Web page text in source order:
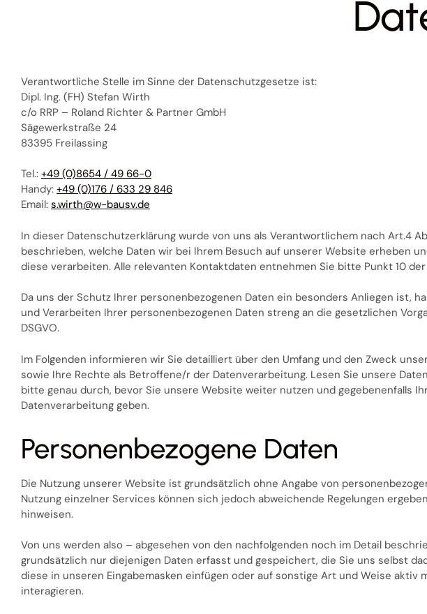
Verantwortliche Stelle im Sinne der Datenschutzgesetze ist:
Dipl. Ing. (FH) Stefan Wirth
c/o RRP – Roland Richter & Partner GmbH
Sägewerkstraße 24
83395 Freilassing
Tel.: +49 (0)8654 / 49 66-0
Handy: +49 (0)176 / 633 29 846
Email: s.wirth@w-bausv.de
In dieser Datenschutzerklärung wurde von uns als Verantwortlichem nach Art.4
beschrieben, welche Daten wir bei Ihrem Besuch auf unserer Website erheben
diese verarbeiten. Alle relevanten Kontaktdaten entnehmen Sie bitte Punkt 10
Da uns der Schutz Ihrer personenbezogenen Daten ein besonders Anliegen ist,
und Verarbeiten Ihrer personenbezogenen Daten streng an die gesetzlichen
DSGVO.
Im Folgenden informieren wir Sie detailliert über den Umfang und den Zweck
sowie Ihre Rechte als Betroffene/r der Datenverarbeitung. Lesen Sie unsere
bitte genau durch, bevor Sie unsere Website weiter nutzen und gegebenenfalls
Datenverarbeitung geben.
Personenbezogene Daten
Die Nutzung unserer Website ist grundsätzlich ohne Angabe von
Nutzung einzelner Services können sich jedoch abweichende Regelungen
hinweisen.
Von uns werden also – abgesehen von den nachfolgenden noch im Detail
grundsätzlich nur diejenigen Daten erfasst und gespeichert, die Sie uns selbst
diese in unseren Eingabemasken einfügen oder auf sonstige Art und Weise aktiv
interagieren.